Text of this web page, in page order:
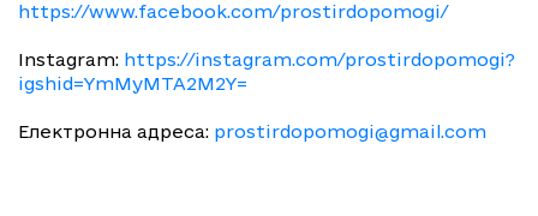
https://www.facebook.com/prostirdopomogi/
Instagram: https://instagram.com/prostirdopomogi?
igshid=YmMyMTA2M2Y=
Електронна адреса: prostirdopomogi@gmail.com